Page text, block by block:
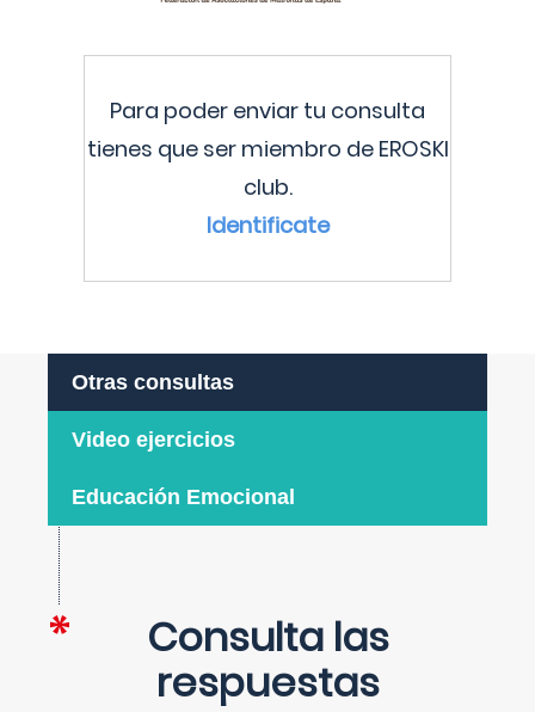
Para poder enviar tu consulta
tienes que ser miembro de EROSKI
club.
Identificate
Otras consultas
Video ejercicios
Educación Emocional
Consulta las
respuestas